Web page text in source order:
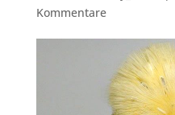
Kommentare